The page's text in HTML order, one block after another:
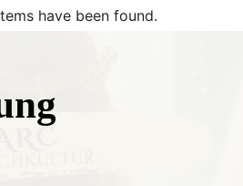
have been found.